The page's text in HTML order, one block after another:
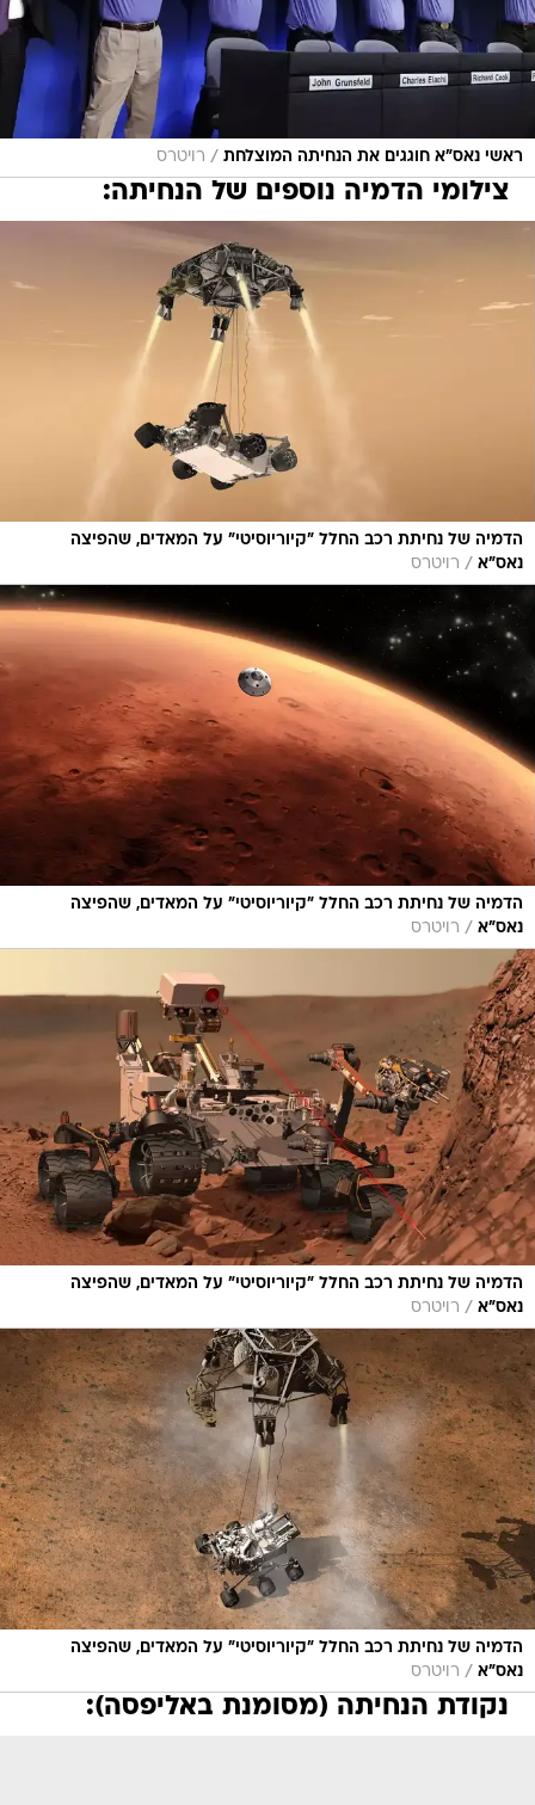
ראשי נאס"א חוגגים את הנחיתה המוצלחת / רויטרס
צילומי הדמיה נוספים של הנחיתה:
הדמיה של נחיתת רכב החלל "קיוריוסיטי" על המאדים, שהפיצה
נאס"א / רויטרס
הדמיה של נחיתת רכב החלל "קיוריוסיטי" על המאדים, שהפיצה
נאס"א / רויטרס
הדמיה של נחיתת רכב החלל "קיוריוסיטי" על המאדים, שהפיצה
נאס"א / רויטרס
הדמיה של נחיתת רכב החלל "קיוריוסיטי" על המאדים, שהפיצה
נאס"א / רויטרס
נקודת הנחיתה (מסומנת באליפסה):